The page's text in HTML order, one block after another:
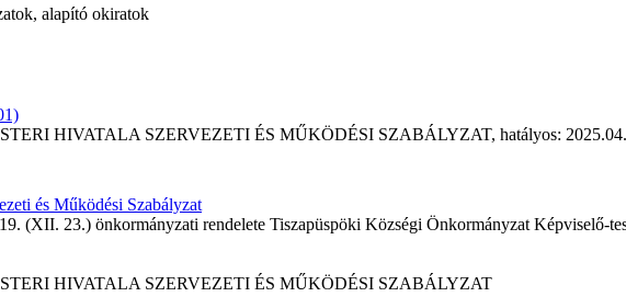
alapító okiratok
HIVATALA SZERVEZETI ÉS MŰKÖDÉSI SZABÁLYZAT, hatályos:
és Működési Szabályzat
(XII. 23.) önkormányzati rendelete Tiszapüspöki Községi Önkormányzat Képviselő-
HIVATALA SZERVEZETI ÉS MŰKÖDÉSI SZABÁLYZAT